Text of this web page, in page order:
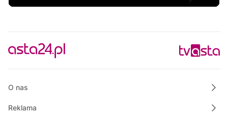
O nas
Reklama